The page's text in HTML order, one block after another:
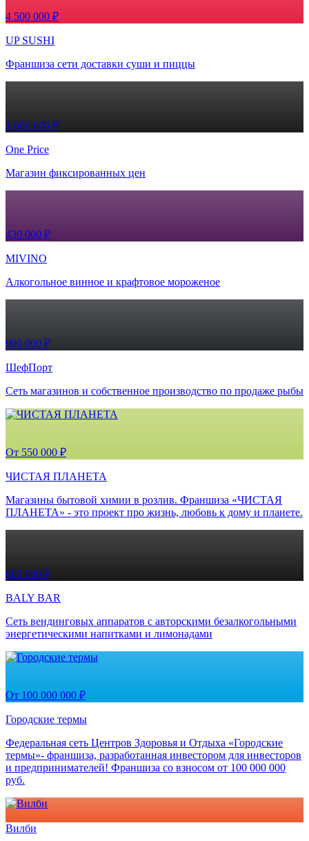
4 500 000 ₽
UP SUSHI
Франшиза сети доставки суши и пиццы
1 600 000 ₽
One Price
Магазин фиксированных цен
430 000 ₽
MIVINO
Алкогольное винное и крафтовое мороженое
900 000 ₽
ШефПорт
Сеть магазинов и собственное производство по продаже рыбы
От 550 000 ₽
ЧИСТАЯ ПЛАНЕТА
Магазины бытовой химии в розлив. Франшиза «ЧИСТАЯ
ПЛАНЕТА» - это проект про жизнь, любовь к дому и планете.
600 000 ₽
BALY BAR
Сеть вендинговых аппаратов с авторскими безалкогольными
энергетическими напитками и лимонадами
От 100 000 000 ₽
Городские термы
Федеральная сеть Центров Здоровья и Отдыха «Городские
термы»- франшиза, разработанная инвестором для инвесторов
и предпринимателей! Франшиза со взносом от 100 000 000
руб.
Вилби